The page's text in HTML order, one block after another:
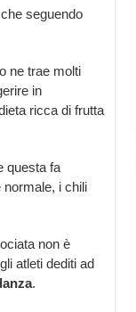
seguendo
ne trae molti
in
ricca di frutta
questa fa
normale, i chili
non è
atleti dediti ad
.